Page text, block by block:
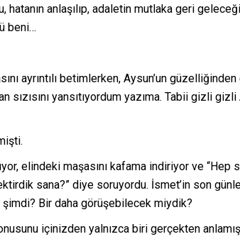
hatanın anlaşılıp, adaletin mutlaka geri
beni…
ayrıntılı betimlerken, Aysun’un
sızısını yansıtıyordum yazıma. Tabii gizli gizli
elindeki maşasını kafama indiriyor ve “Hep
sana?” diye soruyordu. İsmet’in son
şimdi? Bir daha görüşebilecek miydik?
içinizden yalnızca biri gerçekten